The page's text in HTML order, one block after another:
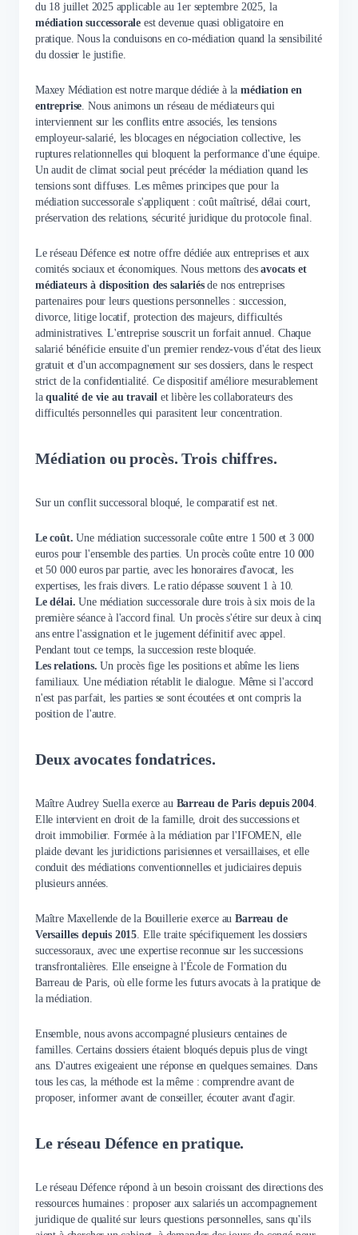
du 18 juillet 2025 applicable au 1er septembre 2025, la
médiation successorale est devenue quasi obligatoire en
pratique. Nous la conduisons en co-médiation quand la sensibilité
du dossier le justifie.
Maxey Médiation est notre marque dédiée à lamédiation en
entreprise . Nous animons un réseau de médiateurs qui
interviennent sur les conflits entre associés, les tensions
employeur-salarié, les blocages en négociation collective, les
ruptures relationnelles qui bloquent la performance d'une équipe.
Un audit de climat social peut précéder la médiation quand les
tensions sont diffuses. Les mêmes principes que pour la
médiation successorale s'appliquent : coût maîtrisé, délai court,
préservation des relations, sécurité juridique du protocole final.
Le réseau Défence est notre offre dédiée aux entreprises et aux
comités sociaux et économiques. Nous mettons desavocats et
médiateurs à disposition des salariésde nos entreprises
partenaires pour leurs questions personnelles : succession,
divorce, litige locatif, protection des majeurs, difficultés
administratives. L'entreprise souscrit un forfait annuel. Chaque
salarié bénéficie ensuite d'un premier rendez-vous d'état des lieux
gratuit et d'un accompagnement sur ses dossiers, dans le respect
strict de la confidentialité. Ce dispositif améliore mesurablement
laqualité de vie au travail et libère les collaborateurs des
difficultés personnelles qui parasitent leur concentration.
Médiation ou procès. Trois chiffres.
Sur un conflit successoral bloqué, le comparatif est net.
Le coût. Une médiation successorale coûte entre 1 500 et 3 000
euros pour l'ensemble des parties. Un procès coûte entre 10 000
et 50 000 euros par partie, avec les honoraires d'avocat, les
expertises, les frais divers. Le ratio dépasse souvent 1 à 10.
Le délai. Une médiation successorale dure trois à six mois de la
première séance à l'accord final. Un procès s'étire sur deux à cinq
ans entre l'assignation et le jugement définitif avec appel.
Pendant tout ce temps, la succession reste bloquée.
Les relations. Un procès fige les positions et abîme les liens
familiaux. Une médiation rétablit le dialogue. Même si l'accord
n'est pas parfait, les parties se sont écoutées et ont compris la
position de l'autre.
Deux avocates fondatrices.
Maître Audrey Suella exerce au Barreau de Paris depuis 2004.
Elle intervient en droit de la famille, droit des successions et
droit immobilier. Formée à la médiation par l'IFOMEN, elle
plaide devant les juridictions parisiennes et versaillaises, et elle
conduit des médiations conventionnelles et judiciaires depuis
plusieurs années.
Maître Maxellende de la Bouillerie exerce auBarreau de
Versailles depuis 2015 . Elle traite spécifiquement les dossiers
successoraux, avec une expertise reconnue sur les successions
transfrontalières. Elle enseigne à l'École de Formation du
Barreau de Paris, où elle forme les futurs avocats à la pratique de
la médiation.
Ensemble, nous avons accompagné plusieurs centaines de
familles. Certains dossiers étaient bloqués depuis plus de vingt
ans. D'autres exigeaient une réponse en quelques semaines. Dans
tous les cas, la méthode est la même : comprendre avant de
proposer, informer avant de conseiller, écouter avant d'agir.
Le réseau Défence en pratique.
Le réseau Défence répond à un besoin croissant des directions des
ressources humaines : proposer aux salariés un accompagnement
juridique de qualité sur leurs questions personnelles, sans qu'ils